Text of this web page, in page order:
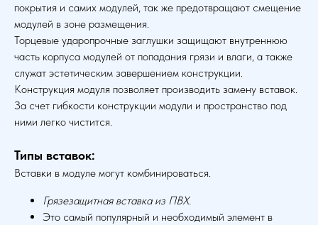
покрытия и самих модулей, так же предотвращают смещение
модулей в зоне размещения.
Торцевые ударопрочные заглушки защищают внутреннюю
часть корпуса модулей от попадания грязи и влаги, а также
служат эстетическим завершением конструкции.
Конструкция модуля позволяет производить замену вставок.
За счет гибкости конструкции модули и пространство под
ними легко чистится.
Типы вставок:
Вставки в модуле могут комбинироваться.
Грязезащитная вставка из ПВХ.
Это самый популярный и необходимый элемент в